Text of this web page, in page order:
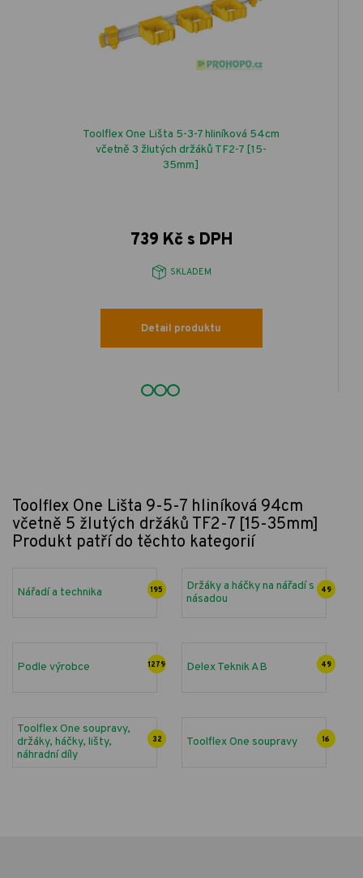
Toolflex One Lišta 5-3-7 hliníková 54cm
včetně 3 žlutých držáků TF2-7 [15-
35mm]
739 Kč s DPH
SKLADEM
Detail produktu
Toolflex One Lišta 9-5-7 hliníková 94cm
včetně 5 žlutých držáků TF2-7 [15-35mm]
Produkt patří do těchto kategorií
Nářadí a technika 195
Držáky a háčky na nářadí s
násadou
49
Podle výrobce 1279 Delex Teknik AB 49
Toolflex One soupravy,
držáky, háčky, lišty,
náhradní díly
32 Toolflex One soupravy 16